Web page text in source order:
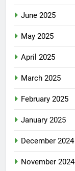
June 2025
May 2025
April 2025
March 2025
February 2025
January 2025
December 2024
November 2024